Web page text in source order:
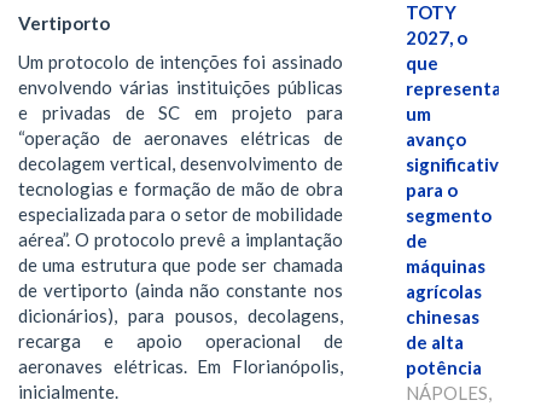
Vertiporto
Um protocolo de intenções foi assinado
envolvendo várias instituições públicas
e privadas de SC em projeto para
“operação de aeronaves elétricas de
decolagem vertical, desenvolvimento de
tecnologias e formação de mão de obra
especializada para o setor de mobilidade
aérea”. O protocolo prevê a implantação
de uma estrutura que pode ser chamada
de vertiporto (ainda não constante nos
dicionários), para pousos, decolagens,
recarga e apoio operacional de
aeronaves elétricas. Em Florianópolis,
inicialmente.
TOTY
2027, o
que
representa
um
avanço
significativo
para o
segmento
de
máquinas
agrícolas
chinesas
de alta
potência
NÁPOLES,